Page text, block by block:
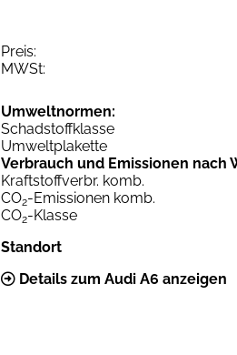
Preis:
MWSt:
Umweltnormen:
Schadstoffklasse
Umweltplakette
Verbrauch und Emissionen nach
Kraftstoffverbr. komb.
CO2-Emissionen komb.
CO2-Klasse
Standort
Details zum Audi A6 anzeigen